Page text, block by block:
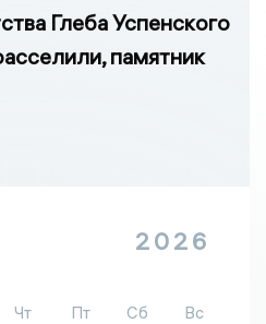
Глеба Успенского
памятник
2026
Чт Пт Сб
Вс